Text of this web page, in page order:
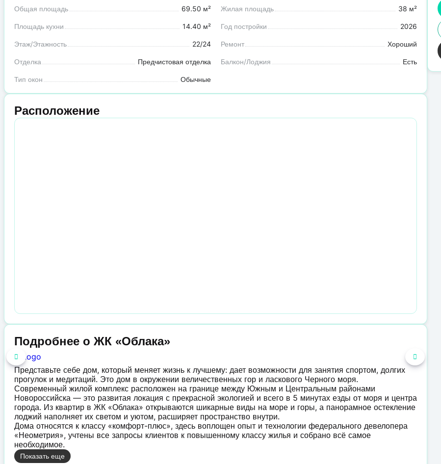
Общая площадь 69.50 м² Жилая площадь 38 м²
Площадь кухни 14.40 м² Год постройки 2026
Этаж/Этажность 22/24 Ремонт Хороший
Отделка Предчистовая отделка Балкон/Лоджия Есть
Тип окон Обычные
Расположение
Подробнее о ЖК «Облака»
Представьте себе дом, который меняет жизнь к лучшему: дает возможности для занятия спортом, долгих
прогулок и медитаций. Это дом в окружении величественных гор и ласкового Черного моря.
Современный жилой комплекс расположен на границе между Южным и Центральным районами
Новороссийска — это развитая локация с прекрасной экологией и всего в 5 минутах езды от моря и центра
города. Из квартир в ЖК «Облака» открываются шикарные виды на море и горы, а панорамное остекление
лоджий наполняет их светом и уютом, расширяет пространство внутри.
Дома относятся к классу «комфорт-плюс», здесь воплощен опыт и технологии федерального девелопера
«Неометрия», учтены все запросы клиентов к повышенному классу жилья и собрано всё самое
необходимое.
Показать еще